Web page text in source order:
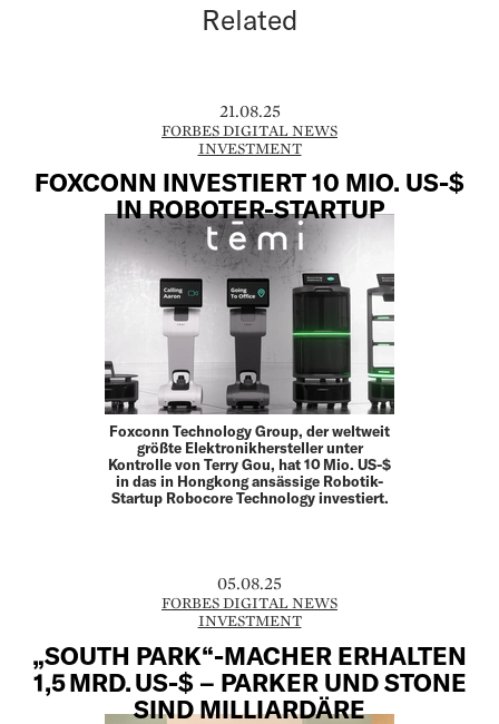
Related
21.08.25
FORBES DIGITAL NEWS
INVESTMENT
FOXCONN INVESTIERT 10 MIO. US-$
IN ROBOTER-STARTUP
Foxconn Technology Group, der weltweit
größte Elektronikhersteller unter
Kontrolle von Terry Gou, hat 10 Mio. US-$
in das in Hongkong ansässige Robotik-
Startup Robocore Technology investiert.
05.08.25
FORBES DIGITAL NEWS
INVESTMENT
„SOUTH PARK“-MACHER ERHALTEN
1,5 MRD. US-$ – PARKER UND STONE
SIND MILLIARDÄRE